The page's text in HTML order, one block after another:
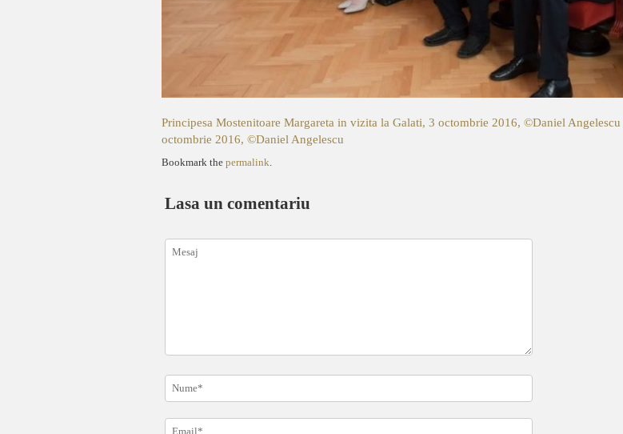
Principesa Mostenitoare Margareta in vizita la Galati, 3 octombrie 2016, ©Daniel Angelescu
octombrie 2016, ©Daniel Angelescu
Bookmark the permalink
Lasa un comentariu